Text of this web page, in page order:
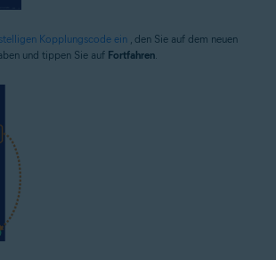
Kopplungscode ein , den Sie auf dem neuen
und tippen Sie auf Fortfahren